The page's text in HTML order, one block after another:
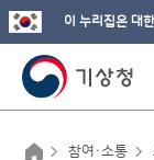
이 누리집은 대
참여·소통